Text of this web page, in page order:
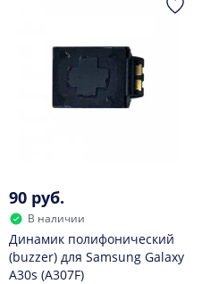
90 руб.
В наличии
Динамик полифонический
(buzzer) для Samsung Galaxy
A30s (A307F)